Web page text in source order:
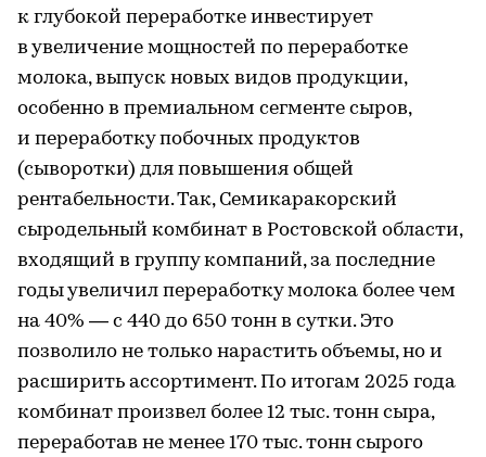
к глубокой переработке инвестирует
в увеличение мощностей по переработке
молока, выпуск новых видов продукции,
особенно в премиальном сегменте сыров,
и переработку побочных продуктов
(сыворотки) для повышения общей
рентабельности. Так, Семикаракорский
сыродельный комбинат в Ростовской области,
входящий в группу компаний, за последние
годы увеличил переработку молока более чем
на 40% — с 440 до 650 тонн в сутки. Это
позволило не только нарастить объемы, но и
расширить ассортимент. По итогам 2025 года
комбинат произвел более 12 тыс. тонн сыра,
переработав не менее 170 тыс. тонн сырого